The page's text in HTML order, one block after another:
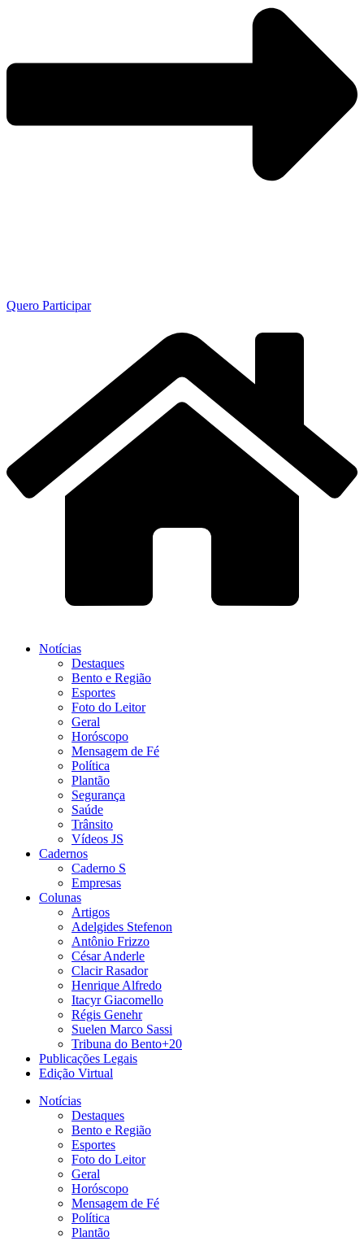
Quero Participar
Notícias
Destaques
Bento e Região
Esportes
Foto do Leitor
Geral
Horóscopo
Mensagem de Fé
Política
Plantão
Segurança
Saúde
Trânsito
Vídeos JS
Cadernos
Caderno S
Empresas
Colunas
Artigos
Adelgides Stefenon
Antônio Frizzo
César Anderle
Clacir Rasador
Henrique Alfredo
Itacyr Giacomello
Régis Genehr
Suelen Marco Sassi
Tribuna do Bento+20
Publicações Legais
Edição Virtual
Notícias
Destaques
Bento e Região
Esportes
Foto do Leitor
Geral
Horóscopo
Mensagem de Fé
Política
Plantão